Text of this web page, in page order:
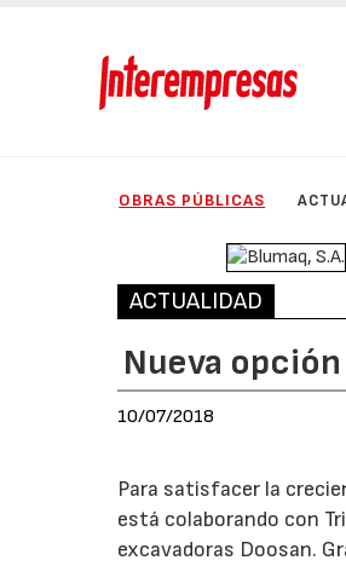
OBRAS PÚBLICAS
ACTUALIDAD
Nueva
10/07/2018
Para satisfacer la
está colaborando con
excavadoras Doosan.